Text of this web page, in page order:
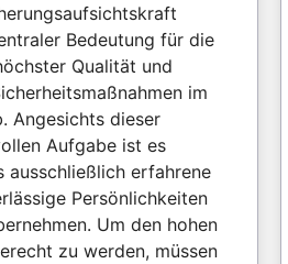
Bedeutung für die
Qualität und
im
Angesichts dieser
Aufgabe ist es
ausschließlich erfahrene
Persönlichkeiten
Um den hohen
zu werden, müssen